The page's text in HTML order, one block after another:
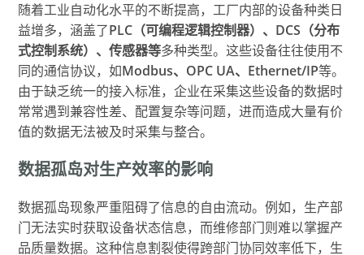
随着工业自动化水平的不断提高，工厂内部的设备种类日
益增多，涵盖了PLC（可编程逻辑控制器）、DCS（分布
式控制系统）、传感器等多种类型。这些设备往往使用不
同的通信协议，如Modbus、OPC UA、Ethernet/IP等。
由于缺乏统一的接入标准，企业在采集这些设备的数据时
常常遇到兼容性差、配置复杂等问题，进而造成大量有价
值的数据无法被及时采集与整合。
数据孤岛对生产效率的影响
数据孤岛现象严重阻碍了信息的自由流动。例如，生产部
门无法实时获取设备状态信息，而维修部门则难以掌握产
品质量数据。这种信息割裂使得跨部门协同效率低下，生